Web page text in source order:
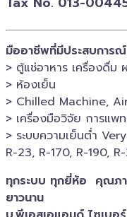
มืออาชีพที่มีประสบการ
> ตู้แช่อาหาร เครื่องดื่ม
> ห้องเย็น
> Chilled​ Machine,
> เครื่องมือวิจัย การแพ
> ระบบความเย็นต่ำ
R-23, R-170, R-190,
ทุกระบบ ทุกยี่ห้อ คุณภา
ยาวนาน